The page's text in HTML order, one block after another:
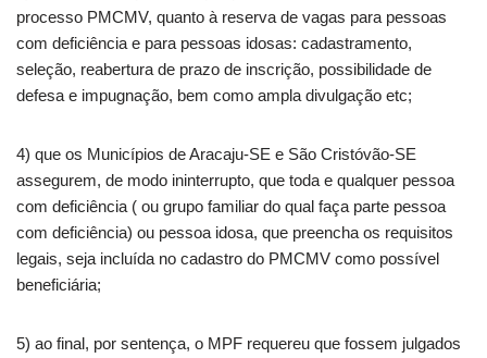
processo PMCMV, quanto à reserva de vagas para pessoas
com deficiência e para pessoas idosas: cadastramento,
seleção, reabertura de prazo de inscrição, possibilidade de
defesa e impugnação, bem como ampla divulgação etc;
4) que os Municípios de Aracaju-SE e São Cristóvão-SE
assegurem, de modo ininterrupto, que toda e qualquer pessoa
com deficiência ( ou grupo familiar do qual faça parte pessoa
com deficiência) ou pessoa idosa, que preencha os requisitos
legais, seja incluída no cadastro do PMCMV como possível
beneficiária;
5) ao final, por sentença, o MPF requereu que fossem julgados